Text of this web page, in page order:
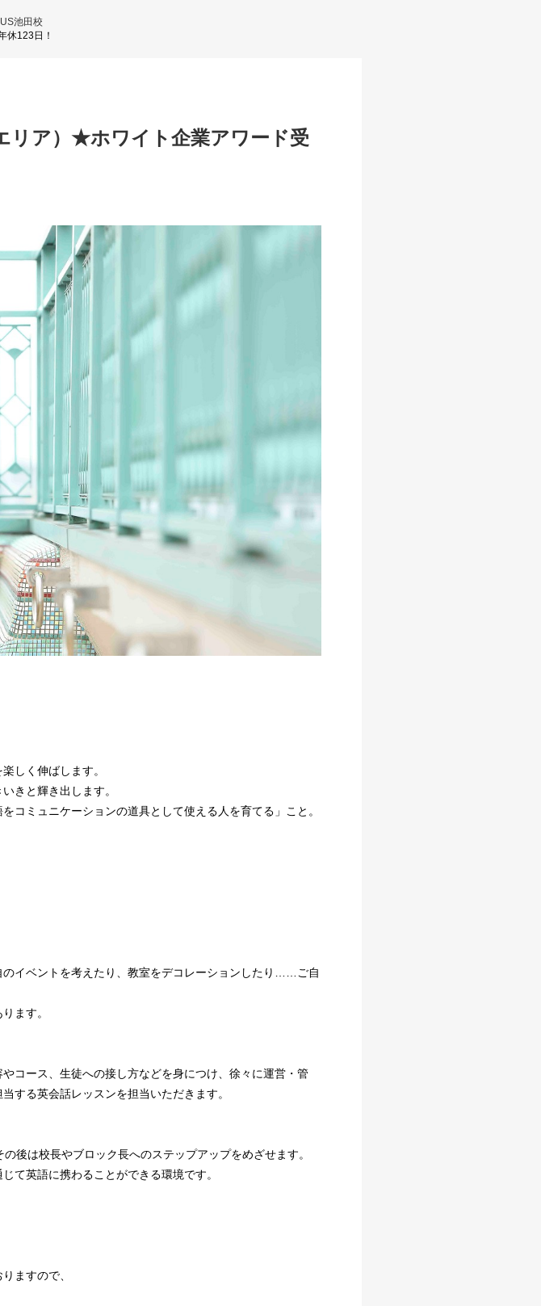
池田校
休123日！
リア）★ホワイト企業アワード受
しく伸ばします。
きと輝き出します。
コミュニケーションの道具として使える人を育てる」こと。
イベントを考えたり、教室をデコレーションしたり……ご⾃
ます。
コース、⽣徒への接し⽅などを⾝につけ、徐々に運営・管
する英会話レッスンを担当いただきます。
後は校長やブロック⻑へのステップアップをめざせます。
て英語に携わることができる環境です。
ますので、